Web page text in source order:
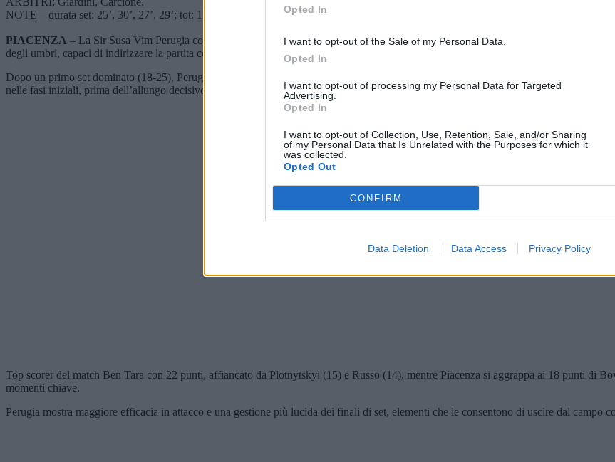
Opted In
I want to opt-out of the Sale of my Personal Data.
Opted In
I want to opt-out of processing my Personal Data for Targeted
Advertising.
Opted In
I want to opt-out of Collection, Use, Retention, Sale, and/or Sharing
of my Personal Data that Is Unrelated with the Purposes for which it
was collected.
Opted Out
CONFIRM
Data Deletion Data Access Privacy Policy
NOTE – durata set: 25’, 30’, 27’, 29’; tot: 111’.
PIACENZA – La Sir Susa Vim Perugia conquista Gara 2 della semifinale Scudetto sul campo della Gas Sales Bluenergy Piacenza,
degli umbri, capaci di indirizzare la partita con continuità nei fondamentali chiave, dopo aver già fatto valere il fattore campo in Gara 1.
Dopo un primo set dominato (18-25), Perugia subisce la reazione dei padroni di casa nel secondo parziale (25-22), ma ritrova subito
nelle fasi iniziali, prima dell’allungo decisivo degli uomini di Angelo Lorenzetti.
Top scorer del match Ben Tara con 22 punti, affiancato da Plotnytskyi (15) e Russo (14), mentre Piacenza si aggrappa ai 18 punti di
momenti chiave.
Perugia mostra maggiore efficacia in attacco e una gestione più lucida dei finali di set, elementi che le consentono di uscire dal campo